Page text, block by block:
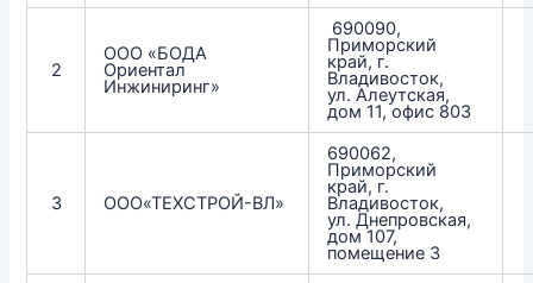
2
ООО «БОДА
Ориентал
Инжиниринг»
690090,
Приморский
край, г.
Владивосток,
ул. Алеутская,
дом 11, офис 803
3 ООО«ТЕХСТРОЙ-ВЛ»
690062,
Приморский
край, г.
Владивосток,
ул. Днепровская,
дом 107,
помещение 3